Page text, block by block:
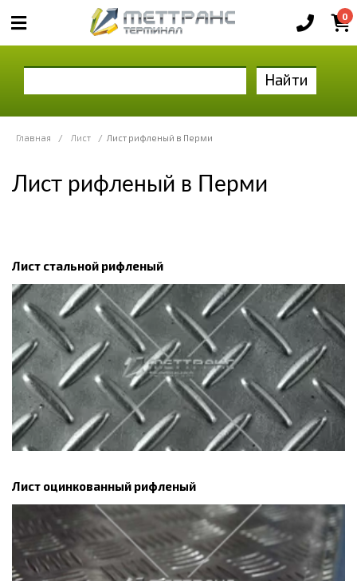
0
Найти
Главная / Лист / Лист рифленый в Перми
Лист рифленый в Перми
Лист стальной рифленый
Лист оцинкованный рифленый